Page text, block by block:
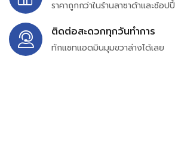
ราคาถูกกว่าในร้านลาซาด้าและช้อปปี้
ติดต่อสะดวกทุกวันทำการ
ทักแชทแอดมินมุมขวาล่างได้เลย